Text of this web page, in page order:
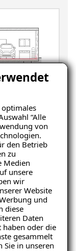
“Alle
von
den Betrieb
zu
Medien
unsere
wir
Website
und
diese
Daten
haben oder die
gesammelt
Sie in unseren
Team